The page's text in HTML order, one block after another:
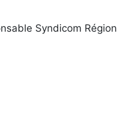
Syndicom Région